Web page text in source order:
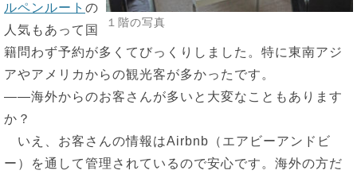
１階の写真
ルペンルート の
人気もあって国
籍問わず予約が多くてびっくりしました。特に東南アジ
アやアメリカからの観光客が多かったです。
――海外からのお客さんが多いと大変なこともあります
か？
いえ、お客さんの情報はAirbnb（エアビーアンドビ
ー）を通して管理されているので安心です。海外の方だ